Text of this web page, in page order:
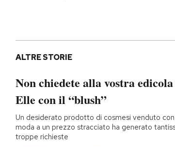
ALTRE STORIE
Non chiedete alla vostra edicola
Elle con il “blush”
Un desiderato prodotto di cosmesi venduto
moda a un prezzo stracciato ha generato
troppe richieste